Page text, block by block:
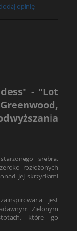
dodaj opinię
- "Lot
srebra.
rozłożonych
jej skrzydłami
jest
Zielonym
które go